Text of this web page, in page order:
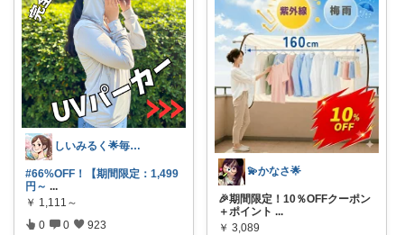
しいみるく🌟毎日全力投稿🌟
#66%OFF！【期間限定：1,499
円～ ...
￥ 1,111～
0 0 923
💫かなさ🌟
🎉期間限定！10％OFFクーポン
＋ポイント ...
￥ 3,089